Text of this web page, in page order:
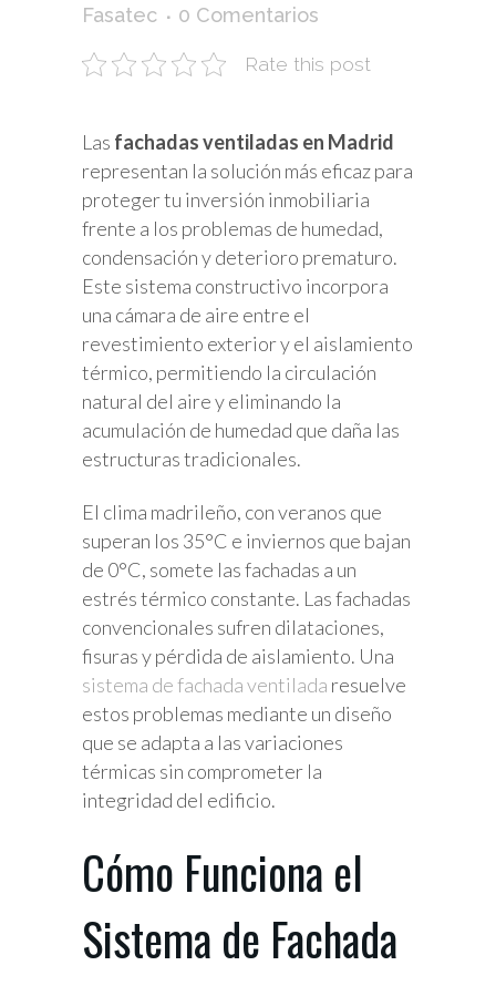
Fasatec
0 Comentarios
Rate this post
Las fachadas ventiladas en Madrid
representan la solución más eficaz para
proteger tu inversión inmobiliaria
frente a los problemas de humedad,
condensación y deterioro prematuro.
Este sistema constructivo incorpora
una cámara de aire entre el
revestimiento exterior y el aislamiento
térmico, permitiendo la circulación
natural del aire y eliminando la
acumulación de humedad que daña las
estructuras tradicionales.
El clima madrileño, con veranos que
superan los 35°C e inviernos que bajan
de 0°C, somete las fachadas a un
estrés térmico constante. Las fachadas
convencionales sufren dilataciones,
fisuras y pérdida de aislamiento. Una
sistema de fachada ventilada resuelve
estos problemas mediante un diseño
que se adapta a las variaciones
térmicas sin comprometer la
integridad del edificio.
Cómo Funciona el
Sistema de Fachada